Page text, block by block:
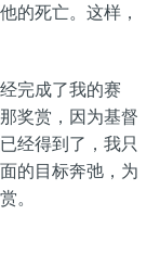
的死亡。这样，
完成了我的赛
奖赏，因为基督
经得到了，我只
的目标奔弛，为
。